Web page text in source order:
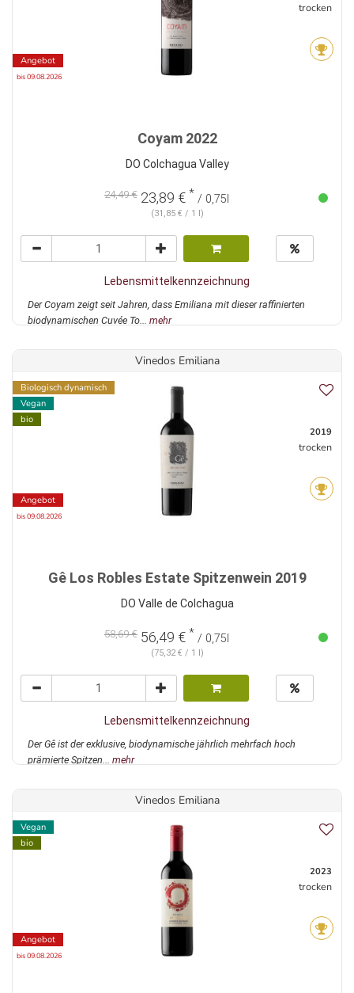
Angebot
bis 09.08.2026
trocken
Coyam 2022
DO Colchagua Valley
24,49 € 23,89 € * / 0,75l
(31,85 € / 1 l)
Lebensmittelkennzeichnung
Der Coyam zeigt seit Jahren, dass Emiliana mit dieser raffinierten
biodynamischen Cuvée To... mehr
Vinedos Emiliana
Biologisch dynamisch
Vegan
bio
Angebot
bis 09.08.2026
2019
trocken
Gê Los Robles Estate Spitzenwein 2019
DO Valle de Colchagua
58,69 € 56,49 € * / 0,75l
(75,32 € / 1 l)
Lebensmittelkennzeichnung
Der Gê ist der exklusive, biodynamische jährlich mehrfach hoch
prämierte Spitzen... mehr
Vinedos Emiliana
Vegan
bio
Angebot
bis 09.08.2026
2023
trocken